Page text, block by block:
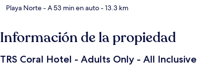
Playa Norte- A 53 min en auto- 13.3 km
Información de la propiedad
TRS Coral Hotel - Adults Only - All Inclusive